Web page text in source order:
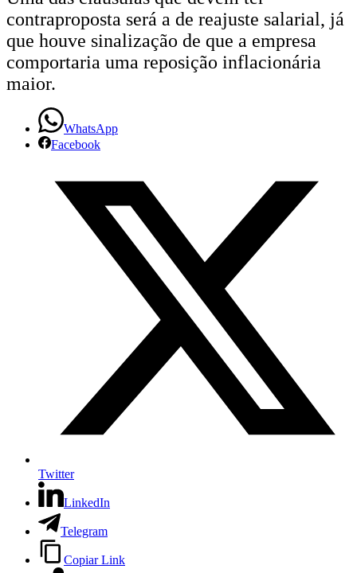
contraproposta será a de reajuste salarial, já
que houve sinalização de que a empresa
comportaria uma reposição inflacionária
maior.
WhatsApp
Facebook
Twitter
LinkedIn
Telegram
Copiar Link